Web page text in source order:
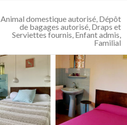
Animal domestique autorisé, Dépôt
de bagages autorisé, Draps et
Serviettes fournis, Enfant admis,
Familial